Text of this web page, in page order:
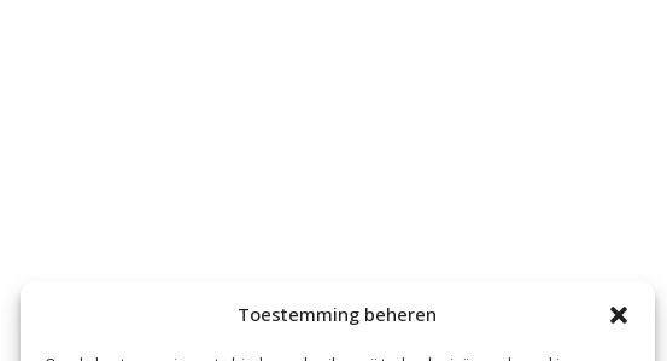
Toestemming beheren